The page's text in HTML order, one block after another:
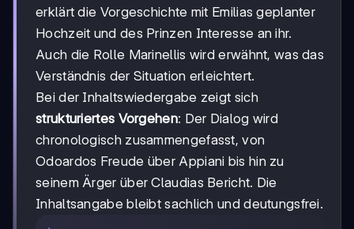
erklärt die Vorgeschichte mit Emilias geplanter
Hochzeit und des Prinzen Interesse an ihr.
Auch die Rolle Marinellis wird erwähnt, was das
Verständnis der Situation erleichtert.
Bei der Inhaltswiedergabe zeigt sich
strukturiertes Vorgehen: Der Dialog wird
chronologisch zusammengefasst, von
Odoardos Freude über Appiani bis hin zu
seinem Ärger über Claudias Bericht. Die
Inhaltsangabe bleibt sachlich und deutungsfrei.